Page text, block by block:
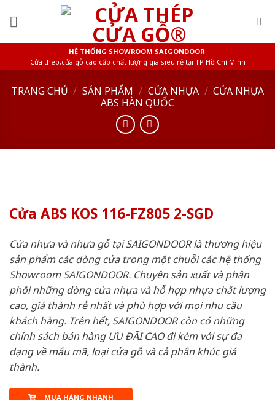
HỆ THỐNG SHOWROOM SAIGONDOOR
Cửa thép,cửa gỗ cao cấp chất lượng giá siêu rẻ tại TP Hồ Chí Minh
TRANG CHỦ / SẢN PHẨM / CỬA NHỰA / CỬA NHỰA
ABS HÀN QUỐC
Cửa ABS KOS 116-FZ805 2-SGD
Cửa nhựa và nhựa gỗ tại SAIGONDOOR là thương hiệu
sản phẩm các dòng cửa trong một chuỗi các hệ thống
Showroom SAIGONDOOR. Chuyên sản xuất và phân
phối những dòng cửa nhựa và hỗ hợp nhựa chất lượng
cao, giá thành rẻ nhất và phù hợp với mọi nhu cầu
khách hàng. Trên hết, SAIGONDOOR còn có những
chính sách bán hàng ƯU ĐÃI CAO đi kèm với sự đa
dạng về mẫu mã, loại cửa gỗ và cả phân khúc giá
thành.
MUA HÀNG NHANH